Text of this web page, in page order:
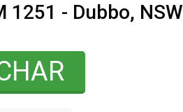
1251 - Dubbo, NSW